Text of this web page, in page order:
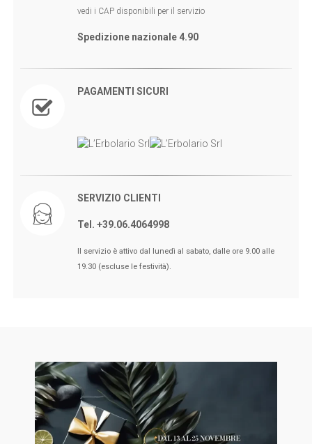
vedi i CAP disponibili per il servizio
Spedizione nazionale 4.90
PAGAMENTI SICURI
SERVIZIO CLIENTI
Tel. +39.06.4064998
Il servizio è attivo dal lunedì al sabato, dalle ore 9.00 alle
19.30 (escluse le festività).
🖤BLACK FRIDAY dal 13 a l 25
Novembre sconti fino al 50% Su